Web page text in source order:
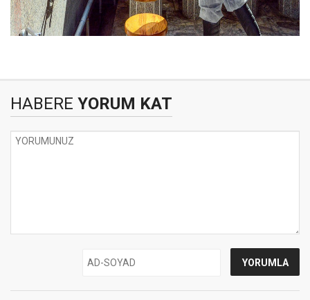
HABERE YORUM KAT